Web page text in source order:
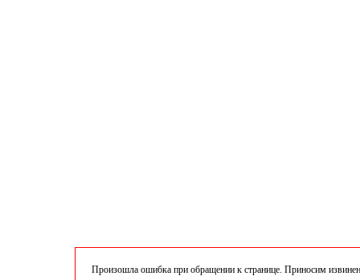
Произошла ошибка при обращении к странице. Приносим